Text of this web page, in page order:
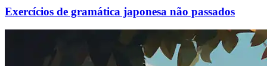
Exercícios de gramática japonesa não passados